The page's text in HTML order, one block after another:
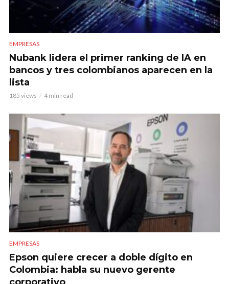
EMPRESAS
Nubank lidera el primer ranking de IA en
bancos y tres colombianos aparecen en la
lista
185 views 4 min read
EMPRESAS
Epson quiere crecer a doble dígito en
Colombia: habla su nuevo gerente